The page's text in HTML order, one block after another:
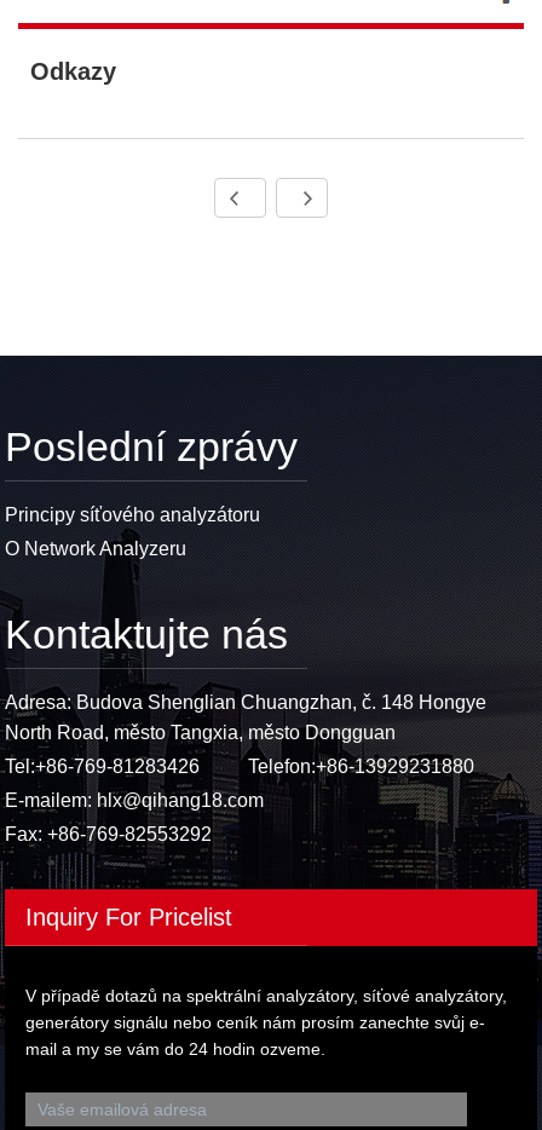
Odkazy
Poslední zprávy
Principy síťového analyzátoru
O Network Analyzeru
Kontaktujte nás
Adresa: Budova Shenglian Chuangzhan, č. 148 Hongye
North Road, město Tangxia, město Dongguan
Tel:+86-769-81283426 Telefon:+86-13929231880
E-mailem:hlx@qihang18.com
Fax: +86-769-82553292
Inquiry For Pricelist
V případě dotazů na spektrální analyzátory, síťové analyzátory,
generátory signálu nebo ceník nám prosím zanechte svůj e-
mail a my se vám do 24 hodin ozveme.